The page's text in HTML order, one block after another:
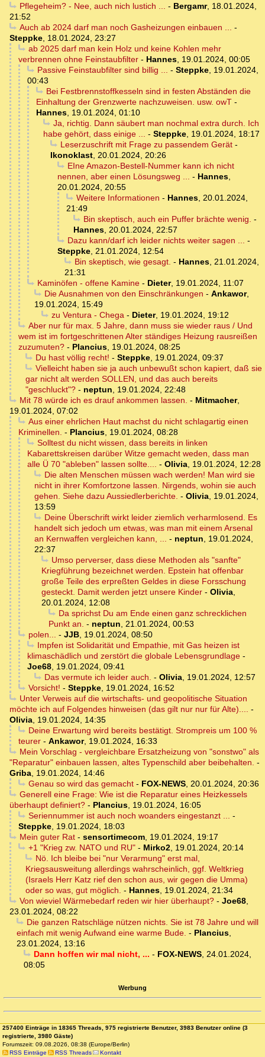
Pflegeheim? - Nee, auch nich lustich ...
- Bergamr, 18.01.2024,
21:52
Auch ab 2024 darf man noch Gasheizungen einbauen ...
-
Steppke 18.01.2024, 23:27
ab 2025 darf man kein Holz und keine Kohlen mehr
verbrennen ohne Feinstaubfilter - Hannes 19.01.2024, 00:05
Passive Feinstaubfilter sind billig ...
- Steppke, 19.01.2024,
00:43
Bei Festbrennstoffkesseln sind in festen Abständen die
Einhaltung der Grenzwerte nachzuweisen. usw. owT -
Hannes 19.01.2024, 01:10
Ja, richtig. Dann säubert man nochmal extra durch. Ich
habe gehört, dass einige ...
- Steppke 19.01.2024, 18:17
Leserzuschrift mit Frage zu passendem Gerät-
Ikonoklast 20.01.2024, 20:26
EIne Amazon-Bestell-Nummer kann ich nicht
nennen, aber einen Lösungsweg ...
- Hannes
20.01.2024, 20:55
Weitere Informationen - Hannes, 20.01.2024,
21:49
Bin skeptisch, auch ein Puffer brächte wenig. -
Hannes 20.01.2024, 22:57
Dazu kann/darf ich leider nichts weiter sagen ...
-
Steppke 21.01.2024, 12:54
Bin skeptisch, wie gesagt. - Hannes, 21.01.2024,
21:31
Kaminöfen - offene Kamine- Dieter, 19.01.2024, 11:07
Die Ausnahmen von den Einschränkungen - Ankawor,
19.01.2024, 15:49
zu Ventura - Chega - Dieter, 19.01.2024, 19:12
Aber nur für max. 5 Jahre, dann muss sie wieder raus / Und
wem ist im fortgeschrittenen Alter ständiges Heizung rausreißen
zuzumuten? - Plancius 19.01.2024, 08:25
Du hast völlig recht! - Steppke, 19.01.2024, 09:37
Vielleicht haben sie ja auch unbewußt schon kapiert, daß sie
gar nicht alt werden SOLLEN, und das auch bereits
"geschluckt"? - neptun
19.01.2024, 22:48
Mit 78 würde ich es drauf ankommen lassen. - Mitmacher,
19.01.2024, 07:02
Aus einer ehrlichen Haut machst du nicht schlagartig einen
Kriminellen. - Plancius 19.01.2024, 08:28
Solltest du nicht wissen, dass bereits in linken
Kabarettskreisen darüber Witze gemacht weden, dass man
alle Ü 70 "ableben" lassen sollte....
- Olivia 19.01.2024, 12:28
Die alten Menschen müssen wach werden! Man wird sie
nicht in ihrer Komfortzone lassen. Nirgends, wohin sie auch
gehen. Siehe dazu Aussiedlerberichte. - Olivia 19.01.2024,
13:59
Deine Überschrift wirkt leider ziemlich verharmlosend. Es
handelt sich jedoch um etwas, was man mit einem Arsenal
an Kernwaffen vergleichen kann, ...
- neptun
19.01.2024,
22:37
Umso perverser, dass diese Methoden als "sanfte"
Kriegführung bezeichnet werden. Epstein hat offenbar
große Teile des erpreßten Geldes in diese Forsschung
gesteckt. Damit werden jetzt unsere Kinder - Olivia
20.01.2024, 12:08
Da sprichst Du am Ende einen ganz schrecklichen
Punkt an. - neptun
21.01.2024, 00:53
polen...
- JJB, 19.01.2024, 08:50
Impfen ist Solidarität und Empathie, mit Gas heizen ist
klimaschädlich und zerstört die globale Lebensgrundlage -
Joe68 19.01.2024, 09:41
Das vermute ich leider auch. - Olivia, 19.01.2024, 12:57
Vorsicht! - Steppke, 19.01.2024, 16:52
Unter Verweis auf die wirtschafts- und geopolitische Situation
möchte ich auf Folgendes hinweisen (das gilt nur nur für Alte)....
-
Olivia 19.01.2024, 14:35
Deine Erwartung wird bereits bestätigt. Strompreis um 100 %
teurer - Ankawor, 19.01.2024, 16:33
Mein Vorschlag - vergleichbare Ersatzheizung von "sonstwo" als
"Reparatur" einbauen lassen, altes Typenschild aber beibehalten. -
Griba 19.01.2024, 14:46
Genau so wird das gemacht- FOX-NEWS, 20.01.2024, 20:36
Generell eine Frage: Wie ist die Reparatur eines Heizkessels
überhaupt definiert? - Plancius 19.01.2024, 16:05
Seriennummer ist auch noch woanders eingestanzt ...
-
Steppke 19.01.2024, 18:03
Mein guter Rat- sensortimecom, 19.01.2024, 19:17
+1 "Krieg zw. NATO und RU"- Mirko2, 19.01.2024, 20:14
Nö. Ich bleibe bei "nur Verarmung" erst mal,
Kriegsausweitung allerdings wahrscheinlich, ggf. Weltkrieg
(Israels Herr Katz rief den schon aus, wir gegen die Umma)
oder so was, gut möglich. - Hannes 19.01.2024, 21:34
Von wieviel Wärmebedarf reden wir hier überhaupt?- Joe68,
23.01.2024, 08:22
Die ganzen Ratschläge nützen nichts. Sie ist 78 Jahre und will
einfach mit wenig Aufwand eine warme Bude. - Plancius
23.01.2024, 13:16
Dann hoffen wir mal nicht, ... - FOX-NEWS, 24.01.2024,
08:05
Werbung
257400 Einträge in 18365 Threads, 975 registrierte Benutzer, 3983 Benutzer online (3
registrierte, 3980 Gäste)
Forumszeit: 09.08.2026, 08:38 (Europe/Berlin)
RSS Einträge
RSS Threads Kontakt